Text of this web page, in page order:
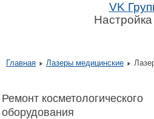
VK
Главная Лазеры медицинские
Ремонт косметологического
оборудования